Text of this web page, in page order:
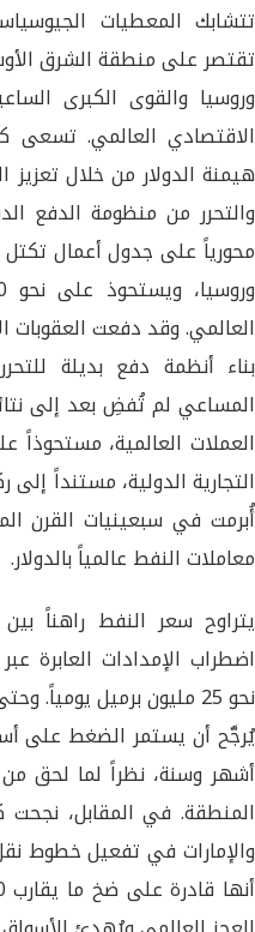
تتشابك المعطيات
تقتصر على منطقة الشرق
وروسيا والقوى الكبرى
الاقتصادي العالمي.
هيمنة الدولار من خلال تعزيز
والتحرر من منظومة الدفع
محورياً على جدول أعمال
العالمي. وقد دفعت العقوبات
بناء أنظمة دفع بديلة
المساعي لم تُفضِ بعد إلى
التجارية الدولية، مستنداً إلى
أُبرمت في سبعينيات القرن
معاملات النفط عالمياً بالدولار.
اضطراب الإمدادات العابرة
نحو 25 مليون برميل
يُرجَّح أن يستمر الضغط على
أشهر وسنة، نظراً لما لحق
المنطقة. في المقابل، نجحت
والإمارات في تفعيل خطوط